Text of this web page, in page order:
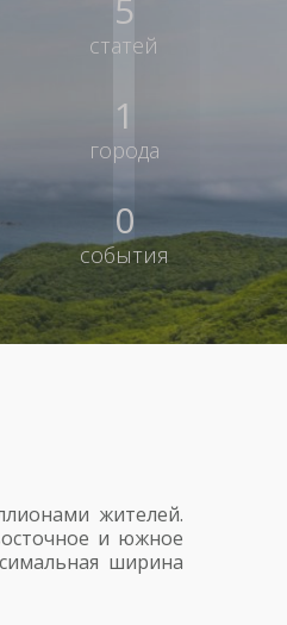
5
статей
1
города
0
события
жителей.
и южное
ширина